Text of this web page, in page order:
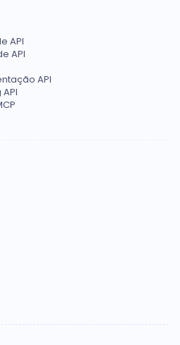
API
API
API